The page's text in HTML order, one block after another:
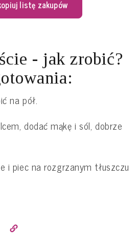
listę zakupów
- jak zrobić?
na pół.
dodać mąkę i sól, dobrze
i piec na rozgrzanym tłuszczu